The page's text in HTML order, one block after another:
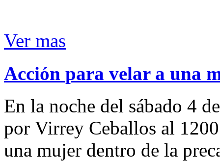
Ver mas
Acción para velar a una
En la noche del sábado 4
por Virrey Ceballos al
una mujer dentro de la